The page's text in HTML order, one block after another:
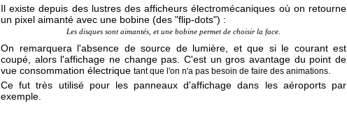
Il existe depuis des lustres des afficheurs électromécaniques où on retourne
un pixel aimanté avec une bobine (des "flip-dots") :
Les disques sont aimantés, et une bobine permet de choisir la face.
On remarquera l'absence de source de lumière, et que si le courant est
coupé, alors l'affichage ne change pas. C'est un gros avantage du point de
vue consommation électrique tant que l'on n'a pas besoin de faire des animations.
Ce fut très utilisé pour les panneaux d'affichage dans les aéroports par
exemple.